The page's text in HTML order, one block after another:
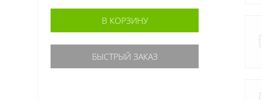
В КОРЗИНУ
БЫСТРЫЙ ЗАКАЗ